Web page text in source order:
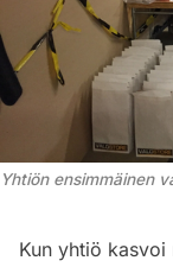
Yhtiön ensimmäinen
Kun yhtiö